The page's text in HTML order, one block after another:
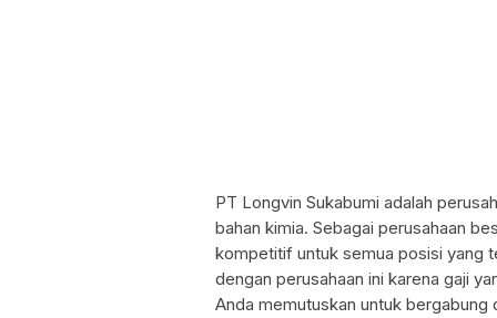
PT Longvin Sukabumi adalah
bahan kimia. Sebagai perusahaan
kompetitif untuk semua posisi yang
dengan perusahaan ini karena gaji
Anda memutuskan untuk bergabung